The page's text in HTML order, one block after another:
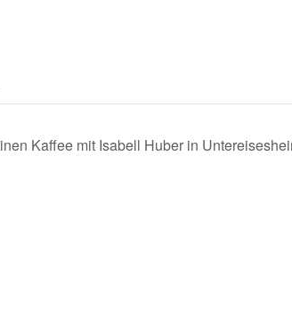
Kaffee mit Isabell Huber in